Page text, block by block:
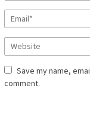
Save my name,
comment.